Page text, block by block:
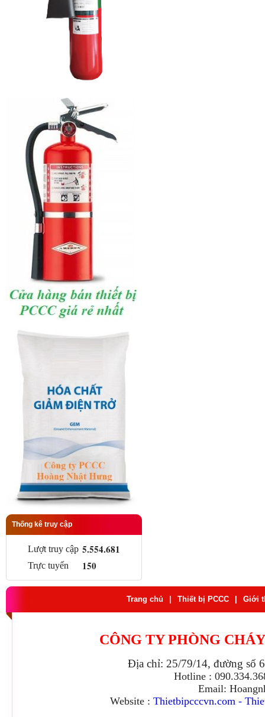
Thống kê truy cập
Lượt truy cập 5.554.681
Trực tuyến 150
Trang chủ Thiết bị PCCC Giới
CÔNG TY PHÒNG
Địa chỉ: 25/79/14, đường số
Hotline :
Email:
Website : Thietbipcccvn.com -